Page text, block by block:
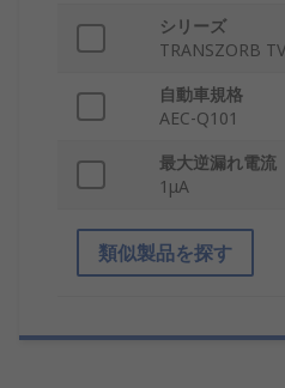
シリーズ
TRANSZORB
自動車規格
AEC-Q101
最大逆漏れ電流
1μA
類似製品を探す